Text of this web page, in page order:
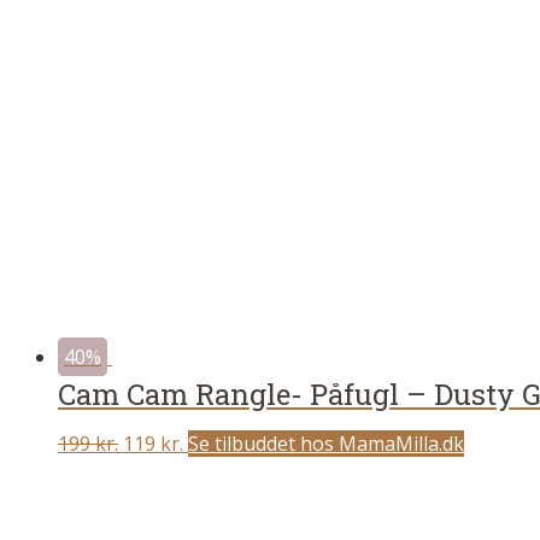
40%
Cam Cam Rangle- Påfugl – Dusty
199kr. Original
119 kr. Current
Se tilbuddet hos MamaMilla.dk